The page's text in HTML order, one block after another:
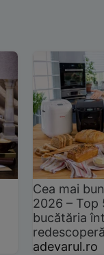
Cea mai
2026 –
bucătăria
adevarul.ro